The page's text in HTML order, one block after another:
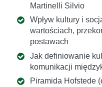
Martinelli Silvio
Wpływ kultury i
wartościach,
postawach
Jak definiowanie
komunikacji
Piramida Hofstede